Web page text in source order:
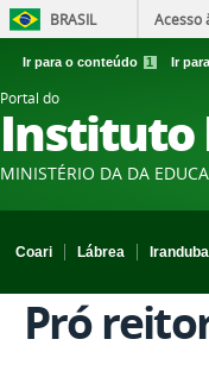
BRASIL Acesso
Ir para o conteúdo 1 Ir
Portal do
Instituto
MINISTÉRIO DA DA
Coari
Lábrea Iranduba
Pró